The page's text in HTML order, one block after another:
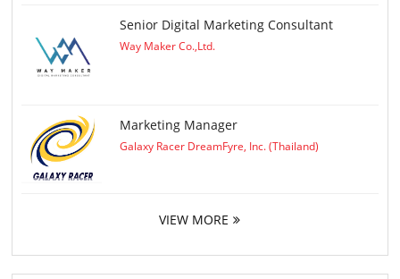
Senior Digital Marketing Consultant
Way Maker Co.,Ltd.
Marketing Manager
Galaxy Racer DreamFyre, Inc. (Thailand)
VIEW MORE